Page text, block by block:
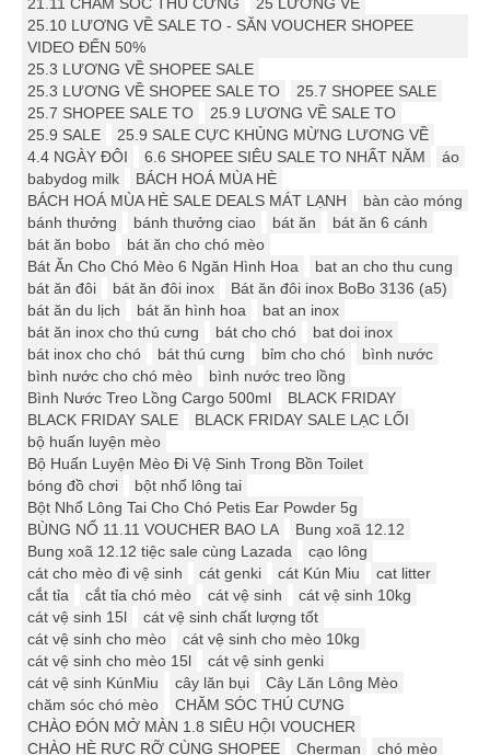
25.10 LƯƠNG VỀ SALE TO - SĂN VOUCHER SHOPEE
VIDEO ĐẾN 50%
25.3 LƯƠNG VỀ SHOPEE SALE
25.3 LƯƠNG VỀ SHOPEE SALE TO
25.7 SHOPEE SALE
25.7 SHOPEE SALE TO
25.9 LƯƠNG VỀ SALE TO
25.9 SALE
25.9 SALE CỰC KHỦNG MỪNG LƯƠNG VỀ
4.4 NGÀY ĐÔI
6.6 SHOPEE SIÊU SALE TO NHẤT NĂM
áo
babydog milk
BÁCH HOÁ MÙA HÈ
BÁCH HOÁ MÙA HÈ SALE DEALS MÁT LẠNH
bàn cào móng
bánh thưởng
bánh thưởng ciao bát ăn
bát ăn 6 cánh
bát ăn bobo
bát ăn cho chó mèo
Bát Ăn Cho Chó Mèo 6 Ngăn Hình Hoa
bat an cho thu cung
bát ăn đôi
bát ăn đôi inox
Bát ăn đôi inox BoBo 3136 (a5)
bát ăn du lịch
bát ăn hình hoa
bat an inox
bát ăn inox cho thú cưng
bát cho chó
bat doi inox
bát inox cho chó
bát thú cưng bỉm cho chó
bình nước
bình nước cho chó mèo
bình nước treo lồng
Bình Nước Treo Lồng Cargo 500ml
BLACK FRIDAY
BLACK FRIDAY SALE
BLACK FRIDAY SALE LẠC LỐI
bộ huấn luyện mèo
Bộ Huấn Luyện Mèo Đi Vệ Sinh Trong Bồn Toilet
bóng đồ chơi
bột nhổ lông tai
Bột Nhổ Lông Tai Cho Chó Petis Ear Powder 5g
BÙNG NỔ 11.11 VOUCHER BAO LA
Bung xoã 12.12
Bung xoã 12.12 tiệc sale cùng Lazada
cạo lông
cát cho mèo đi vệ sinh
cát genki cát Kún Miu
cat litter
cắt tỉa
cắt tỉa chó mèo cát vệ sinh
cát vệ sinh 10kg
cát vệ sinh 15l
cát vệ sinh chất lượng tốt
cát vệ sinh cho mèo
cát vệ sinh cho mèo 10kg
cát vệ sinh cho mèo 15l
cát vệ sinh genki
cát vệ sinh KúnMiu
cây lăn bụi
Cây Lăn Lông Mèo
chăm sóc chó mèo
CHĂM SÓC THÚ CƯNG
CHÀO ĐÓN MỞ MÀN 1.8 SIÊU HỘI VOUCHER
CHÀO HÈ RỰC RỠ CÙNG SHOPEE
Cherman chó mèo